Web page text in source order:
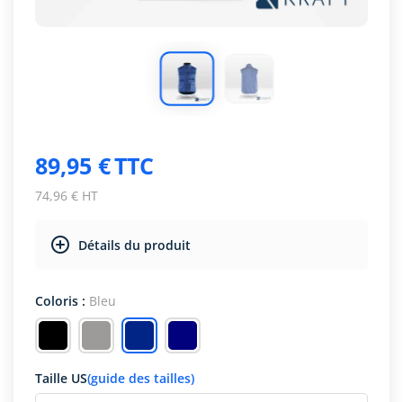
89,95 €TTC
74,96 € HT
Détails du produit
Coloris : Bleu
Taille US(guide des tailles)